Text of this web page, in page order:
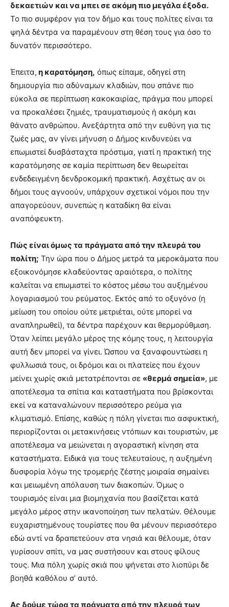
δεκαετιών και να μπει σε ακόμη πιο μεγάλα έξοδα.
Το πιο συμφέρον για τον δήμο και τους πολίτες είναι τα
ψηλά δέντρα να παραμένουν στη θέση τους για όσο το
δυνατόν περισσότερο.
Έπειτα, η καρατόμηση, όπως είπαμε, οδηγεί στη
δημιουργία πιο αδύναμων κλαδιών, που σπάνε πιο
εύκολα σε περίπτωση κακοκαιρίας, πράγμα που μπορεί
να προκαλέσει ζημιές, τραυματισμούς ή ακόμη και
θάνατο ανθρώπου. Ανεξάρτητα από την ευθύνη για τις
ζωές μας, αν γίνει μήνυση ο Δήμος κινδυνεύει να
επωμιστεί δυσβάσταχτα πρόστιμα, γιατί η πρακτική της
καρατόμησης σε καμία περίπτωση δεν θεωρείται
ενδεδειγμένη δενδροκομική πρακτική. Ασχέτως αν οι
δήμοι τους αγνοούν, υπάρχουν σχετικοί νόμοι που την
απαγορεύουν, συνεπώς η καταδίκη θα είναι
αναπόφευκτη.
Πώς είναι όμως τα πράγματα από την πλευρά του
πολίτη; Την ώρα που ο Δήμος μετρά τα μεροκάματα που
εξοικονόμησε κλαδεύοντας αραιότερα, ο πολίτης
καλείται να επωμιστεί το κόστος μέσω του αυξημένου
λογαριασμού του ρεύματος. Εκτός από το οξυγόνο (η
μείωση του οποίου ούτε μετριέται, ούτε μπορεί να
αναπληρωθεί), τα δέντρα παρέχουν και θερμορύθμιση.
Όταν λείπει μεγάλο μέρος της κόμης τους, η λειτουργία
αυτή δεν μπορεί να γίνει. Ώσπου να ξαναφουντώσει η
φυλλωσιά τους, οι δρόμοι και οι πλατείες που έχουν
μείνει χωρίς σκιά μετατρέπονται σε «θερμά σημεία», με
αποτέλεσμα τα σπίτια και καταστήματα που βρίσκονται
εκεί να καταναλώνουν περισσότερο ρεύμα για
κλιματισμό. Επίσης, καθώς η πόλη γίνεται πιο ασφυκτική,
περιορίζονται οι μετακινήσεις ντόπιων και τουριστών, με
αποτέλεσμα να μειώνεται η αγοραστική κίνηση στα
καταστήματα. Ειδικά για τους τελευταίους, η αυξημένη
δυσφορία λόγω της τρομερής ζέστης μοιραία σημαίνει
και μειωμένη απόλαυση των διακοπών. Όμως ο
τουρισμός είναι μια βιομηχανία που βασίζεται κατά
μεγάλο μέρος στην ικανοποίηση των πελατών. Θέλουμε
ευχαριστημένους τουρίστες που θα μένουν περισσότερο
εδώ αντί να δραπετεύουν στα νησιά και θέλουμε, όταν
γυρίσουν σπίτι, να μας συστήσουν και στους φίλους
τους. Μια πόλη χωρίς σκιά που ψήνεται στο λιοπύρι δε
βοηθά καθόλου σ’ αυτό.
Ας δούμε τώρα τα πράγματα από την πλευρά των